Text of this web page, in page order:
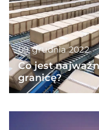
09 grudnia 2022
Co jest
granicę?